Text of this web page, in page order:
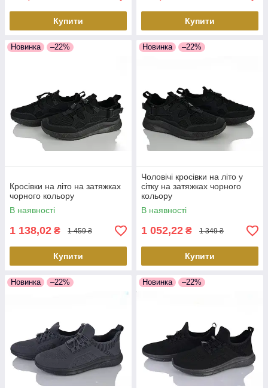
Купити Купити
Новинка –22%
Кросівки на літо на затяжках
чорного кольору
В наявності
1 138,02 ₴ 1 459 ₴
Купити
Новинка –22%
Чоловічі кросівки на літо у
сітку на затяжках чорного
кольору
В наявності
1 052,22 ₴ 1 349 ₴
Купити
Новинка –22% Новинка –22%